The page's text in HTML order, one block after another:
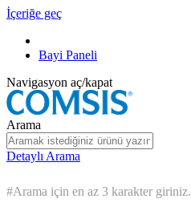
İçeriğe geç
Bayi Paneli
Navigasyon aç/kapat
Arama
Detaylı Arama
#Arama için en az 3 karakter giriniz.